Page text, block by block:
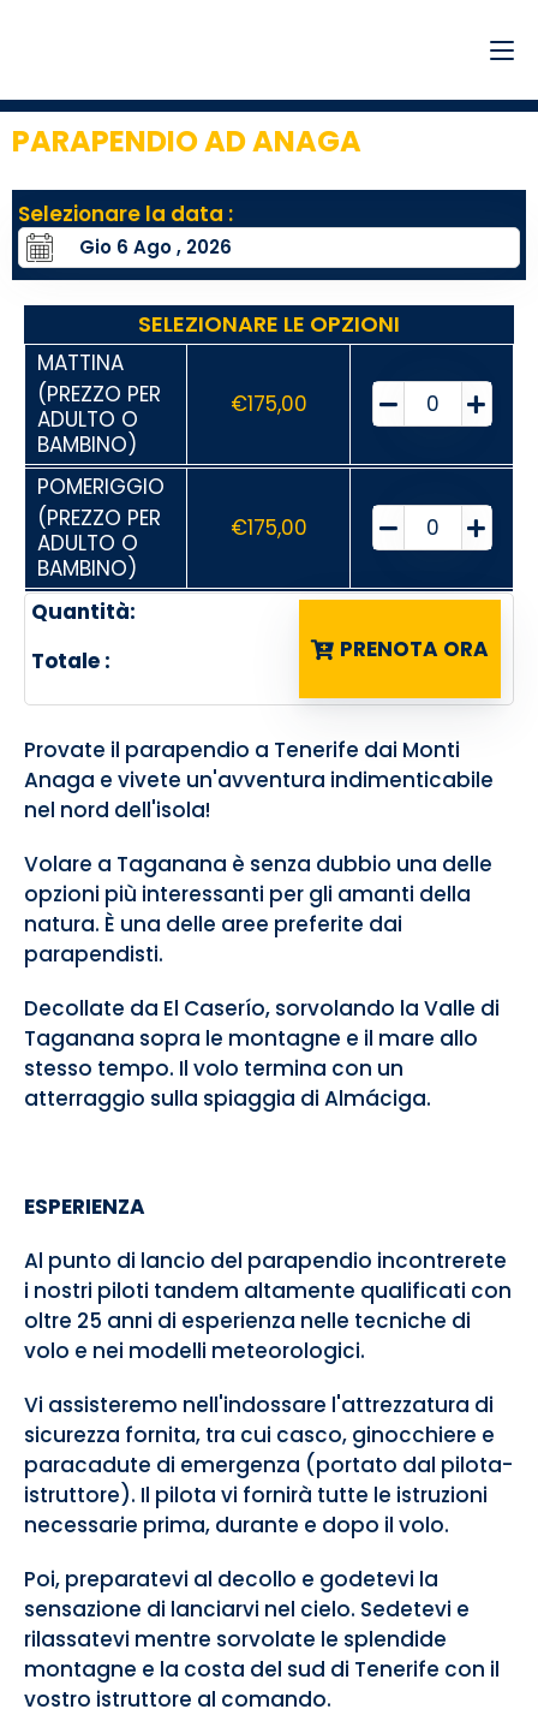
PARAPENDIO AD ANAGA
Selezionare la data :
SELEZIONARE LE OPZIONI
MATTINA
(PREZZO PER
ADULTO O
BAMBINO)
€175,00
POMERIGGIO
(PREZZO PER
ADULTO O
BAMBINO)
€175,00
Quantità:
Totale :
PRENOTA ORA
Provate il parapendio a Tenerife dai Monti
Anaga e vivete un'avventura indimenticabile
nel nord dell'isola!
Volare a Taganana è senza dubbio una delle
opzioni più interessanti per gli amanti della
natura. È una delle aree preferite dai
parapendisti.
Decollate da El Caserío, sorvolando la Valle di
Taganana sopra le montagne e il mare allo
stesso tempo. Il volo termina con un
atterraggio sulla spiaggia di Almáciga.
ESPERIENZA
Al punto di lancio del parapendio incontrerete
i nostri piloti tandem altamente qualificati con
oltre 25 anni di esperienza nelle tecniche di
volo e nei modelli meteorologici.
Vi assisteremo nell'indossare l'attrezzatura di
sicurezza fornita, tra cui casco, ginocchiere e
paracadute di emergenza (portato dal pilota-
istruttore). Il pilota vi fornirà tutte le istruzioni
necessarie prima, durante e dopo il volo.
Poi, preparatevi al decollo e godetevi la
sensazione di lanciarvi nel cielo. Sedetevi e
rilassatevi mentre sorvolate le splendide
montagne e la costa del sud di Tenerife con il
vostro istruttore al comando.